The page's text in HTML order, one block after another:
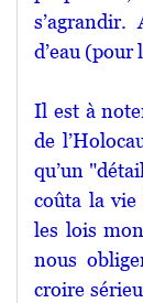
d’eau (pour
Il est à
de
qu’un
coûta la
les lois
nous
croire